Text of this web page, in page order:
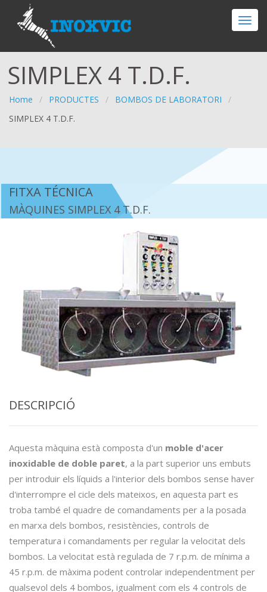
SIMPLEX 4 T.D.F.
Home / PRODUCTES / BOMBOS DE LABORATORI
/
SIMPLEX 4 T.D.F.
FITXA TÉCNICA
MÀQUINES SIMPLEX 4 T.D.F.
DESCRIPCIÓ
Aquesta màquina està composta d'un moble d'acer
inoxidable de doble paret, a la part superior uns embuts
per introduir els líquids a l'interior dels bombos sense haver
d'interrompre el cicle dels mateixos, en aquesta part es
troba també el quadre de comandaments per a la posada
en marxa dels bombos, resistències, controls de
temperatura i comandaments per regular la velocitat dels
bombos. La velocitat està regulada de 7 r.p.m. de mínima a
45 r.p.m. de màxima podent controlar independentment per
qualsevol dels 4 bombos, igualment com els 4 controls de